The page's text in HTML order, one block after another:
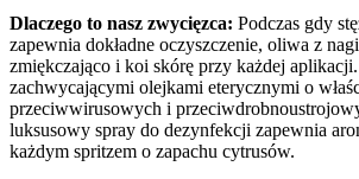
Dlaczego to nasz zwycięzca: Podczas gdy
zapewnia dokładne oczyszczenie, oliwa z
zmiękczająco i koi skórę przy każdej
zachwycającymi olejkami eterycznymi o
przeciwwirusowych i
luksusowy spray do dezynfekcji zapewnia
każdym spritzem o zapachu cytrusów.